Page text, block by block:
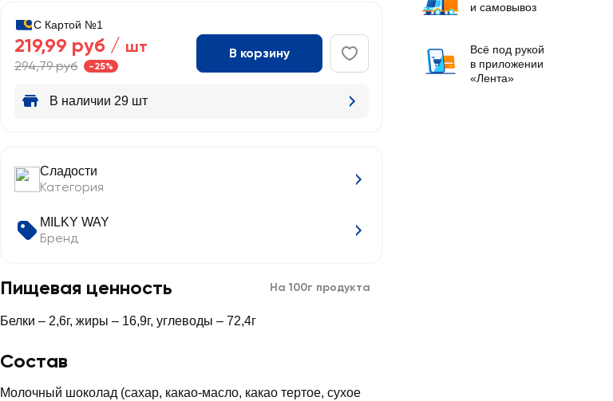
С Картой №1
219,99 руб / шт
294,79 руб -25%
В корзину
В наличии 29 шт
Сладости
Категория
MILKY WAY
Бренд
Пищевая ценность На 100г продукта
Белки – 2,6г, жиры – 16,9г, углеводы – 72,4г
Состав
Молочный шоколад (сахар, какао-масло, какао тертое, сухое
и самовывоз
Всё под рукой
в приложении
«Лента»